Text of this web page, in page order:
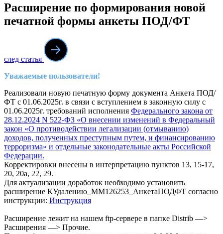
Расширение по формирования новой
печатной формы анкеты ПОД/ФТ
след статья
Уважаемые пользователи!
Реализовали новую печатную форму документа Анкета ПОД/
ФТ с 01.06.2025г. в связи с вступлением в законную силу с
01.06.2025г. требований исполнения Федерального закона от
28.12.2024 N 522-ФЗ «О внесении изменений в Федеральный
закон «О противодействии легализации (отмыванию)
доходов, полученных преступным путем, и финансированию
терроризма» и отдельные законодательные акты Российской
Федерации.
Корректировки внесены в интерпретацию пунктов 13, 15-17,
20, 20а, 22, 29.
Для актуализации доработок необходимо установить
расширение КУдалению_ММ126253_АнкетаПОДФТ согласно
инструкции: Инструкция
Расширение лежит на нашем ftp-сервере в папке Distrib —>
Расширения —> Прочие.